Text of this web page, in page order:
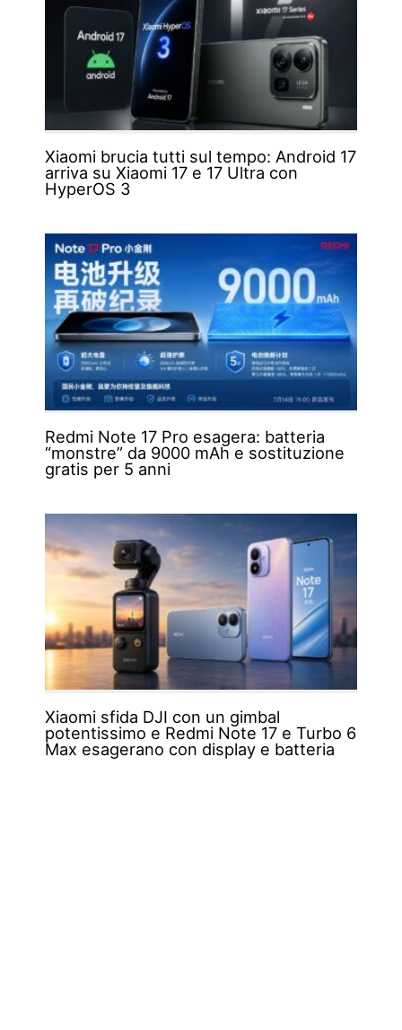
Xiaomi brucia tutti sul tempo: Android 17
arriva su Xiaomi 17 e 17 Ultra con
HyperOS 3
Redmi Note 17 Pro esagera: batteria
“monstre” da 9000 mAh e sostituzione
gratis per 5 anni
Xiaomi sfida DJI con un gimbal
potentissimo e Redmi Note 17 e Turbo 6
Max esagerano con display e batteria